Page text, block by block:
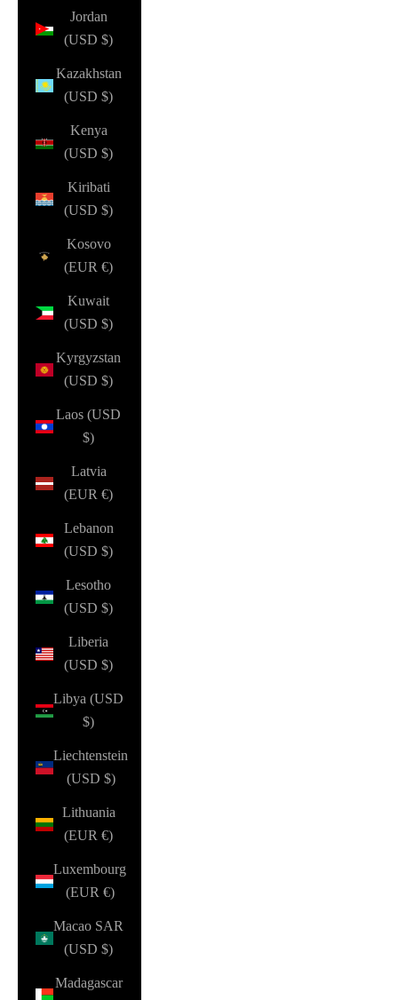
Jordan
(USD $)
Kazakhstan
(USD $)
Kenya
(USD $)
Kiribati
(USD $)
Kosovo
(EUR €)
Kuwait
(USD $)
Kyrgyzstan
(USD $)
Laos (USD
$)
Latvia
(EUR €)
Lebanon
(USD $)
Lesotho
(USD $)
Liberia
(USD $)
Libya (USD
$)
Liechtenstein
(USD $)
Lithuania
(EUR €)
Luxembourg
(EUR €)
Macao SAR
(USD $)
Madagascar